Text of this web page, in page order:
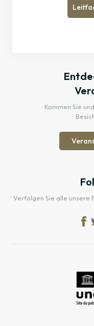
Kommen Sie
Verfolgen Sie alle unsere